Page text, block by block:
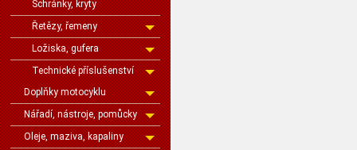
Schránky, kryty
Řetězy, řemeny
Ložiska, gufera
Technické příslušenství
Doplňky motocyklu
Nářadí, nástroje, pomůcky
Oleje, maziva, kapaliny